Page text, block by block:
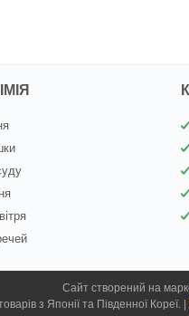
Сайт створений на